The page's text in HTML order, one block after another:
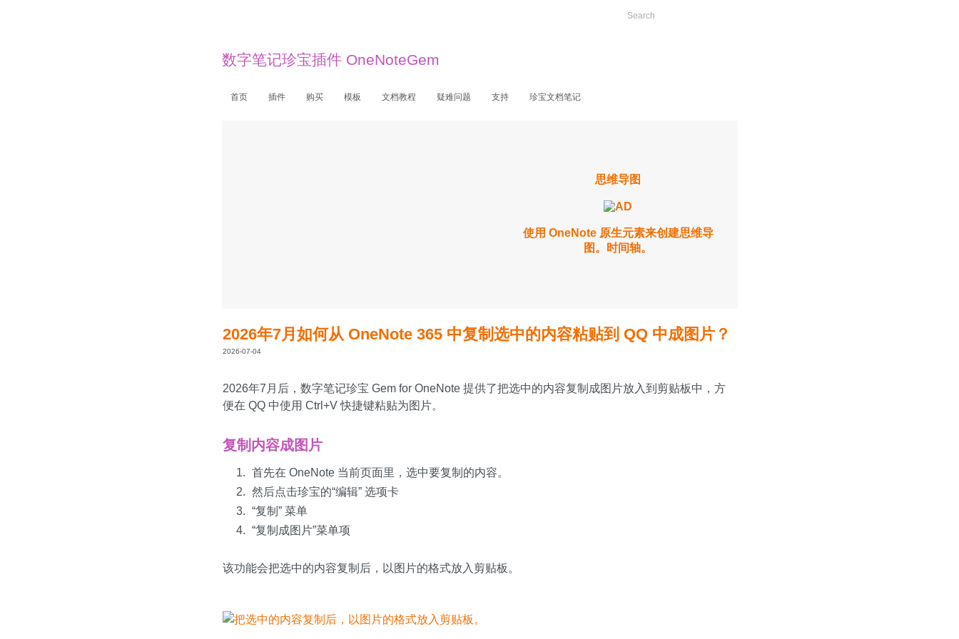
数字笔记珍宝插件 OneNoteGem
首页 插件 购买 模板 文档教程 疑难问题 支持 珍宝文档笔记
思维导图
使用 OneNote 原生元素来创建思维导
图。时间轴。
2026年7月如何从 OneNote 365 中复制选中的内容粘贴到 QQ 中成图片？
2026-07-04
2026年7月后，数字笔记珍宝 Gem for OneNote 提供了把选中的内容复制成图片放入到剪贴板中，方
便在 QQ 中使用 Ctrl+V 快捷键粘贴为图片。
复制内容成图片
首先在 OneNote 当前页面里，选中要复制的内容。
然后点击珍宝的“编辑” 选项卡
“复制” 菜单
“复制成图片”菜单项
该功能会把选中的内容复制后，以图片的格式放入剪贴板。